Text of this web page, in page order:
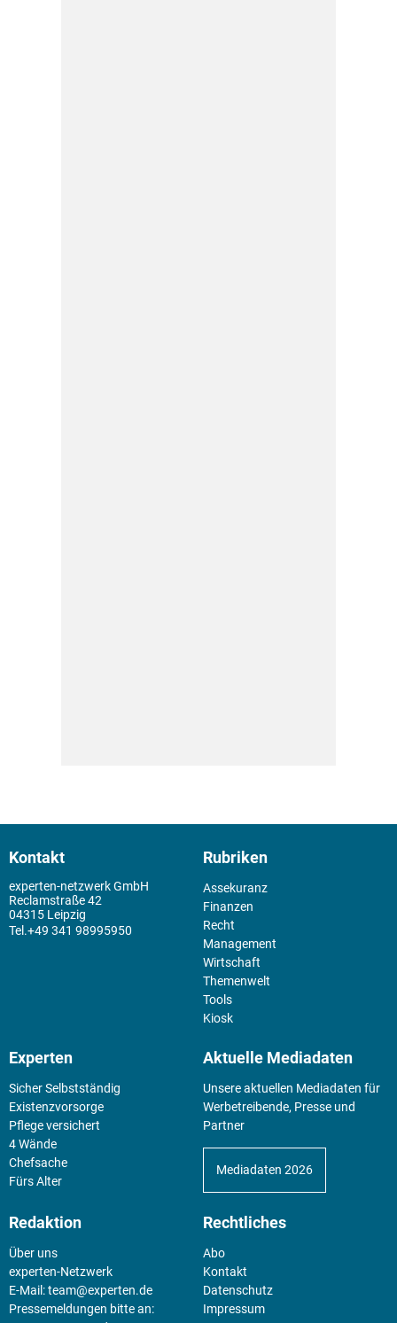
Kontakt
experten-netzwerk GmbH
Reclamstraße 42
04315 Leipzig
+49 341 98995950
Rubriken
Assekuranz
Finanzen
Recht
Management
Wirtschaft
Themenwelt
Tools
Kiosk
Experten
Sicher Selbstständig
Existenz­vorsorge
Pflege versichert
4 Wände
Chefsache
Fürs Alter
Aktuelle Mediadaten
Unsere aktuellen Mediadaten für
Werbetreibende, Presse und
Partner
Mediadaten 2026
Redaktion
Über uns
experten-Netzwerk
E-Mail:team@experten.de
Pressemeldungen bitte an:
Rechtliches
Abo
Kontakt
Datenschutz
Impressum